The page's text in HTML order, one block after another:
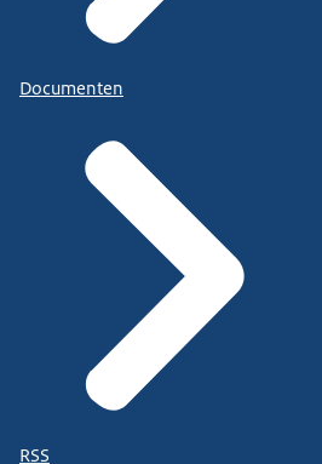
Documenten
RSS